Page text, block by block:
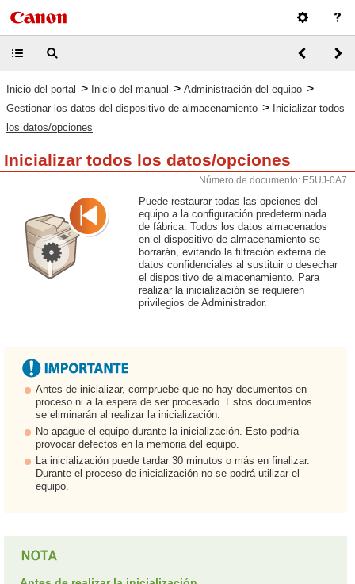
Inicio del portal > Inicio del manual > Administración del equipo >
Gestionar los datos del dispositivo de almacenamiento > Inicializar todos
los datos/opciones
Inicializar todos los datos/opciones
Número de documento: E5UJ-0A7
Puede restaurar todas las opciones del
equipo a la configuración predeterminada
de fábrica. Todos los datos almacenados
en el dispositivo de almacenamiento se
borrarán, evitando la filtración externa de
datos confidenciales al sustituir o desechar
el dispositivo de almacenamiento. Para
realizar la inicialización se requieren
privilegios de Administrador.
Antes de inicializar, compruebe que no hay documentos en
proceso ni a la espera de ser procesado. Estos documentos
se eliminarán al realizar la inicialización.
No apague el equipo durante la inicialización. Esto podría
provocar defectos en la memoria del equipo.
La inicialización puede tardar 30 minutos o más en finalizar.
Durante el proceso de inicialización no se podrá utilizar el
equipo.